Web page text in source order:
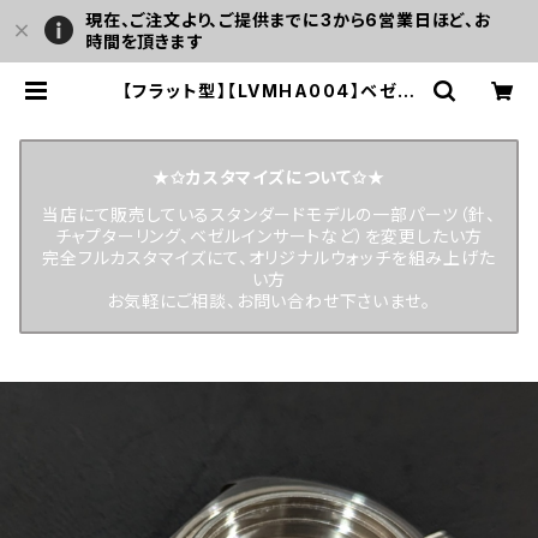
現在、ご注文より、ご提供までに3から6営業日ほど、お
時間を頂きます
【フラット型】【LVMHA004】ベゼル
EVEL7 | LEVEL7
★✩カスタマイズについて✩★
当店にて販売しているスタンダードモデルの一部パーツ（針、
チャプターリング、ベゼルインサートなど）を変更したい方
完全フルカスタマイズにて、オリジナルウォッチを組み上げた
い方
お気軽にご相談、お問い合わせ下さいませ。